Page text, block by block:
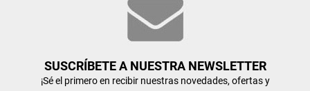
SUSCRÍBETE A NUESTRA NEWSLETTER
¡Sé el primero en recibir nuestras novedades, ofertas y